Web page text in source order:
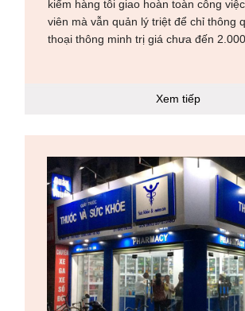
kiểm hàng tôi giao hoàn toàn công
viên mà vẫn quản lý triệt để chỉ thông
thoại thông minh trị giá chưa đến
Xem tiếp